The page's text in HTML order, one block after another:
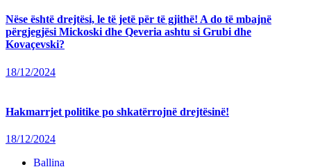
Nëse është drejtësi, le të jetë për të gjithë! A do të mbajnë
përgjegjësi Mickoski dhe Qeveria ashtu si Grubi dhe
Kovaçevski?
18/12/2024
Hakmarrjet politike po shkatërrojnë drejtësinë!
18/12/2024
Ballina